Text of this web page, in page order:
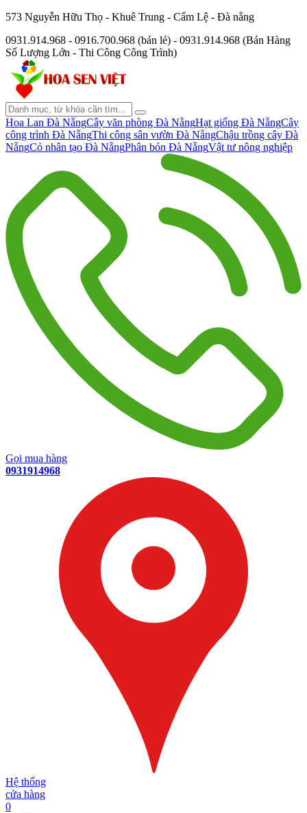
573 Nguyễn Hữu Thọ - Khuê Trung - Cẩm Lệ - Đà nẵng
0931.914.968 - 0916.700.968 (bán lẻ) - 0931.914.968 (Bán Hàng
Số Lượng Lớn - Thi Công Công Trình)
Hoa Lan Đà NẵngCây văn phòng Đà NẵngHạt giống Đà NẵngCây
công trình Đà NẵngThi công sân vườn Đà NẵngChậu trồng cây Đà
NẵngCỏ nhân tạo Đà NẵngPhân bón Đà NẵngVật tư nông nghiệp
Gọi mua hàng
0931914968
Hệ thống
cửa hàng
0